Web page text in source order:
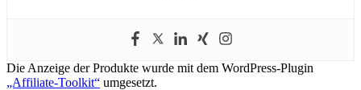
Die Anzeige der Produkte wurde mit dem WordPress-Plugin
„Affiliate-Toolkit“ umgesetzt.